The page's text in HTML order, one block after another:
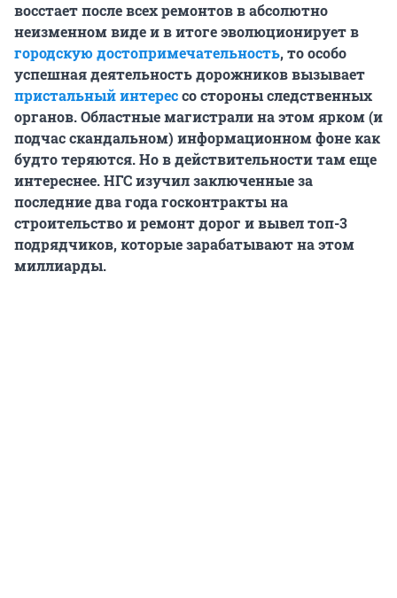
восстает после всех ремонтов в абсолютно
неизменном виде и в итоге эволюционирует в
городскую достопримечательность, то особо
успешная деятельность дорожников вызывает
пристальный интерессо стороны следственных
органов. Областные магистрали на этом ярком (и
подчас скандальном) информационном фоне как
будто теряются. Но в действительности там еще
интереснее. НГС изучил заключенные за
последние два года госконтракты на
строительство и ремонт дорог и вывел топ-3
подрядчиков, которые зарабатывают на этом
миллиарды.